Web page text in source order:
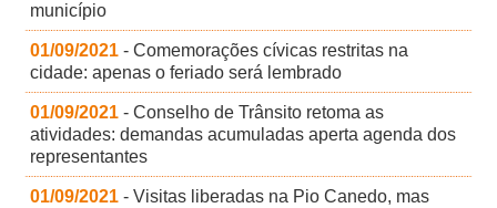
município
01/09/2021 - Comemorações cívicas restritas na
cidade: apenas o feriado será lembrado
01/09/2021 - Conselho de Trânsito retoma as
atividades: demandas acumuladas aperta agenda dos
representantes
01/09/2021 - Visitas liberadas na Pio Canedo, mas